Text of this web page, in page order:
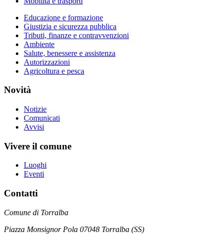
Educazione e formazione
Giustizia e sicurezza pubblica
Tributi, finanze e contravvenzioni
Ambiente
Salute, benessere e assistenza
Autorizzazioni
Agricoltura e pesca
Novità
Notizie
Comunicati
Avvisi
Vivere il comune
Luoghi
Eventi
Contatti
Comune di Torralba
Piazza Monsignor Pola 07048 Torralba (SS)